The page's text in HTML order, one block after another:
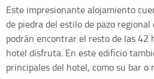
Este impresionante alojamiento
de piedra del estilo de pazo regional
podrán encontrar el resto de las 42
hotel disfruta. En este edificio
principales del hotel, como su bar o